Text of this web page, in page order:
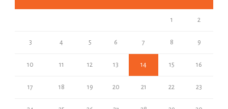
1 2
3 4 5 6 7 8 9
10 11 12 13 14 15 16
17 18 19 20 21 22 23